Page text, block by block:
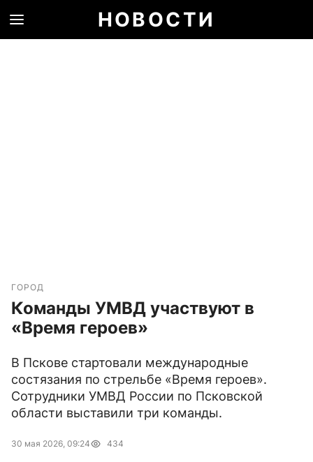
НОВОСТИ
ГОРОД
Команды УМВД участвуют в
«Время героев»
В Пскове стартовали международные
состязания по стрельбе «Время героев».
Сотрудники УМВД России по Псковской
области выставили три команды.
30 мая 2026, 09:24 434